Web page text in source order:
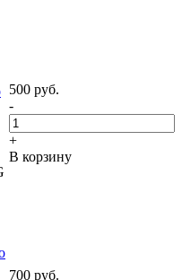
500 руб.
-
+
В корзину
700 руб.